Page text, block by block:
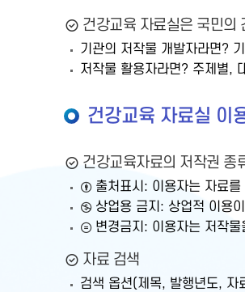
건강교육 자료실은 국민의
기관의 저작물 개발자라면?
저작물 활용자라면? 주제별,
건강교육 자료실 이
건강교육자료의 저작권 종
출처표시: 이용자는 자료
상업용 금지: 상업적 이용
변경금지: 이용자는 저작
자료 검색
검색 옵션(제목, 발행년도, 자